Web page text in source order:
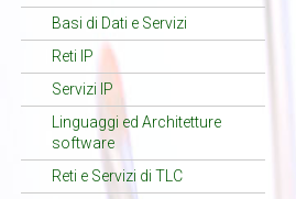
Basi di Dati e Servizi
Reti IP
Servizi IP
Linguaggi ed Architetture
software
Reti e Servizi di TLC